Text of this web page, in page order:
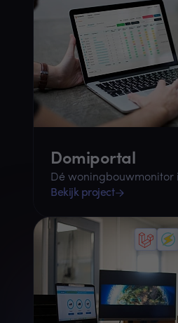
Domiportal
Dé woningbouwmonitor
Bekijk project